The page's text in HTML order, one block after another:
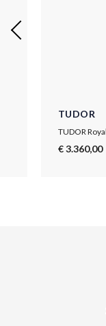
TUDOR
TUDOR Royal
€ 3.360,00